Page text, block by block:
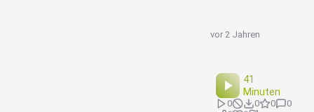
vor 2 Jahren
41
Minuten
0 0 0
0